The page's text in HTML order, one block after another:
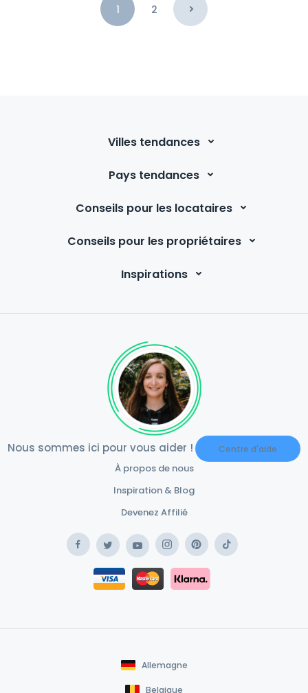
1 2
Villes tendances
Pays tendances
Conseils pour les locataires
Conseils pour les propriétaires
Inspirations
Nous sommes ici pour vous aider ! Centre d'aide
À propos de nous
Inspiration & Blog
Devenez Affilié
FacebookTwitterYouTubeInstagramPinterestTikTok
Safe Payment Card
Safe Payment Klarna
Allemagne
Belgique